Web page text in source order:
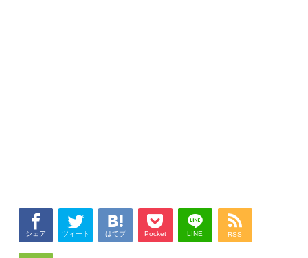
シェア ツィート はてブ Pocket LINE RSS